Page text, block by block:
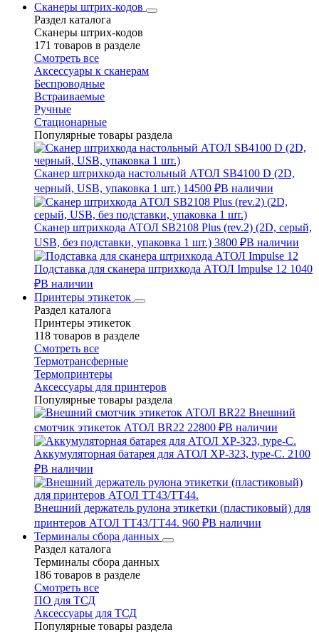
Сканеры штрих-кодов
Раздел каталога
Сканеры штрих-кодов
171 товаров в разделе
Смотреть все
Аксессуары к сканерам
Беспроводные
Встраиваемые
Ручные
Стационарные
Популярные товары раздела
Сканер штрихкода настольный АТОЛ SB4100 D (2D,
черный, USB, упаковка 1 шт.) 14500 ₽В наличии
Сканер штрихкода АТОЛ SB2108 Plus (rev.2) (2D, серый,
USB, без подставки, упаковка 1 шт.) 3800 ₽В наличии
Подставка для сканера штрихкода АТОЛ Impulse 12 1040
₽В наличии
Принтеры этикеток
Раздел каталога
Принтеры этикеток
118 товаров в разделе
Смотреть все
Термотрансферные
Термопринтеры
Аксессуары для принтеров
Популярные товары раздела
Внешний
смотчик этикеток АТОЛ BR22 22800 ₽В наличии
Аккумуляторная батарея для АТОЛ XP-323, type-C. 2100
₽В наличии
Внешний держатель рулона этикетки (пластиковый) для
принтеров АТОЛ TT43/TT44. 960 ₽В наличии
Терминалы сбора данных
Раздел каталога
Терминалы сбора данных
186 товаров в разделе
Смотреть все
ПО для ТСД
Аксессуары для ТСД
Популярные товары раздела